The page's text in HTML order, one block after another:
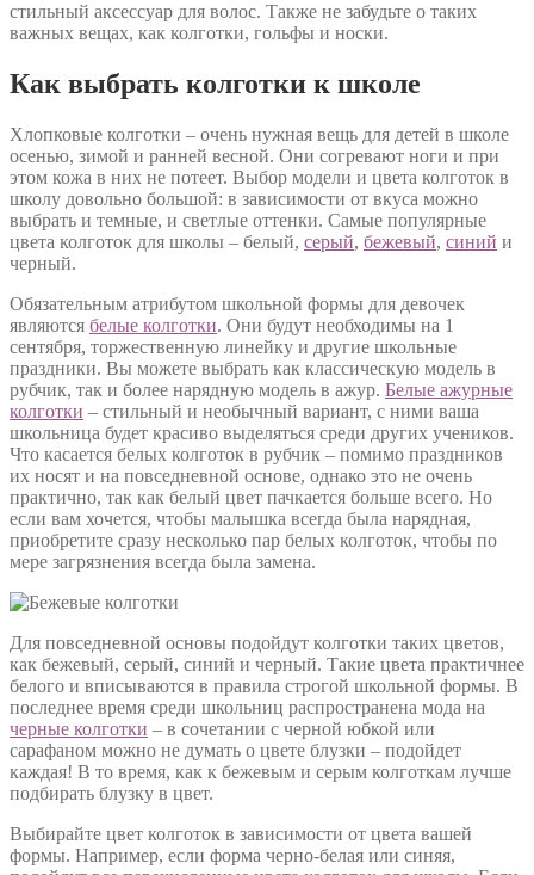
стильный аксессуар для волос. Также не забудьте о таких
важных вещах, как колготки, гольфы и носки.
Как выбрать колготки к школе
Хлопковые колготки – очень нужная вещь для детей в школе
осенью, зимой и ранней весной. Они согревают ноги и при
этом кожа в них не потеет. Выбор модели и цвета колготок в
школу довольно большой: в зависимости от вкуса можно
выбрать и темные, и светлые оттенки. Самые популярные
цвета колготок для школы – белый, серый, бежевый, синий и
черный.
Обязательным атрибутом школьной формы для девочек
являются белые колготки. Они будут необходимы на 1
сентября, торжественную линейку и другие школьные
праздники. Вы можете выбрать как классическую модель в
рубчик, так и более нарядную модель в ажур. Белые ажурные
колготки – стильный и необычный вариант, с ними ваша
школьница будет красиво выделяться среди других учеников.
Что касается белых колготок в рубчик – помимо праздников
их носят и на повседневной основе, однако это не очень
практично, так как белый цвет пачкается больше всего. Но
если вам хочется, чтобы малышка всегда была нарядная,
приобретите сразу несколько пар белых колготок, чтобы по
мере загрязнения всегда была замена.
Для повседневной основы подойдут колготки таких цветов,
как бежевый, серый, синий и черный. Такие цвета практичнее
белого и вписываются в правила строгой школьной формы. В
последнее время среди школьниц распространена мода на
черные колготки – в сочетании с черной юбкой или
сарафаном можно не думать о цвете блузки – подойдет
каждая! В то время, как к бежевым и серым колготкам лучше
подбирать блузку в цвет.
Выбирайте цвет колготок в зависимости от цвета вашей
формы. Например, если форма черно-белая или синяя,